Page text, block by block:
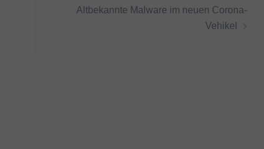
Altbekannte Malware im neuen Corona-
Vehikel